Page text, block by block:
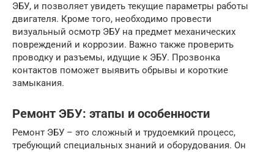
ЭБУ, и позволяет увидеть текущие параметры работы
двигателя. Кроме того, необходимо провести
визуальный осмотр ЭБУ на предмет механических
повреждений и коррозии. Важно также проверить
проводку и разъемы, идущие к ЭБУ. Прозвонка
контактов поможет выявить обрывы и короткие
замыкания.
Ремонт ЭБУ: этапы и особенности
Ремонт ЭБУ – это сложный и трудоемкий процесс,
требующий специальных знаний и оборудования. Он